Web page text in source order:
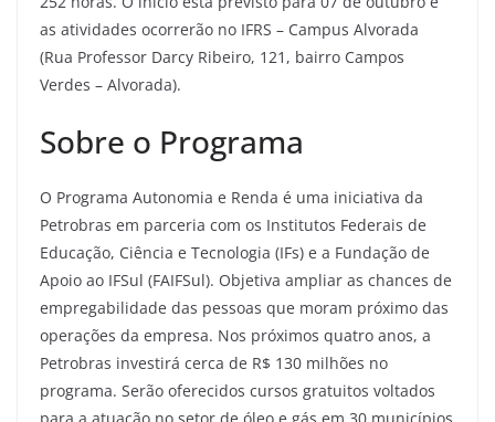
as atividades ocorrerão no IFRS – Campus Alvorada
(Rua Professor Darcy Ribeiro, 121, bairro Campos
Verdes – Alvorada).
Sobre o Programa
O Programa Autonomia e Renda é uma iniciativa da
Petrobras em parceria com os Institutos Federais de
Educação, Ciência e Tecnologia (IFs) e a Fundação de
Apoio ao IFSul (FAIFSul). Objetiva ampliar as chances de
empregabilidade das pessoas que moram próximo das
operações da empresa. Nos próximos quatro anos, a
Petrobras investirá cerca de R$ 130 milhões no
programa. Serão oferecidos cursos gratuitos voltados